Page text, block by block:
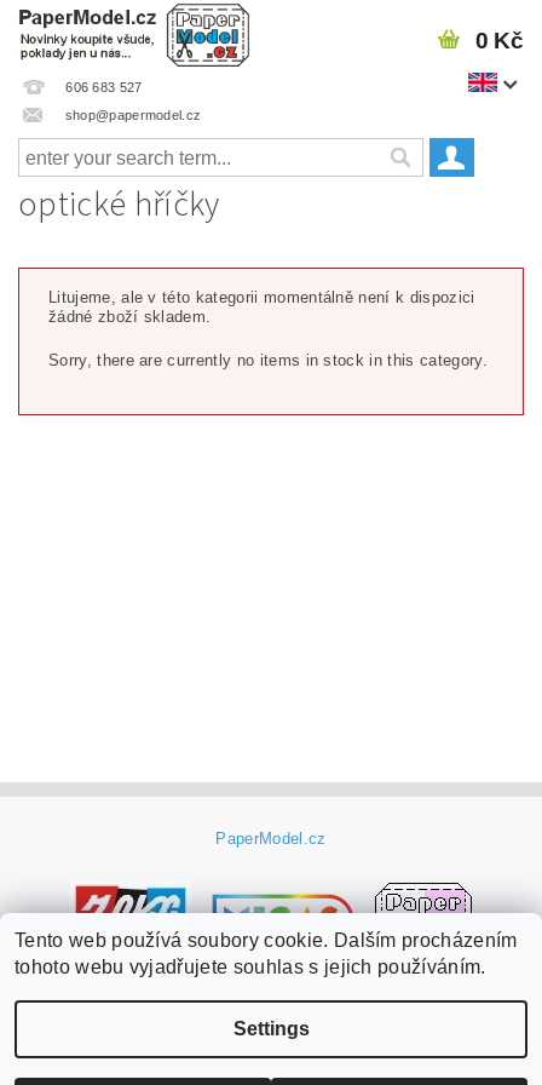
606 683 527
shop@papermodel.cz
0 Kč
optické hříčky
Litujeme, ale v této kategorii momentálně není k dispozici
žádné zboží skladem.
Sorry, there are currently no items in stock in this category.
PaperModel.cz
, all rights reserved.
Tento web používá soubory cookie. Dalším procházením
tohoto webu vyjadřujete souhlas s jejich používáním.
Settings